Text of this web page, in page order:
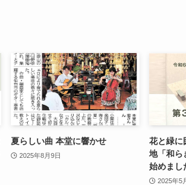
夏らしい曲 本堂に響かせ
2025年8月9日
花と緑に
地「和ら
始めまし
2025年5